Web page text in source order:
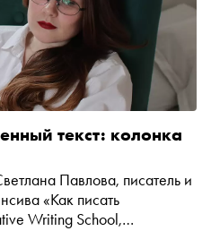
текст: колонка
Павлова, писатель и
«Как писать
Writing School,